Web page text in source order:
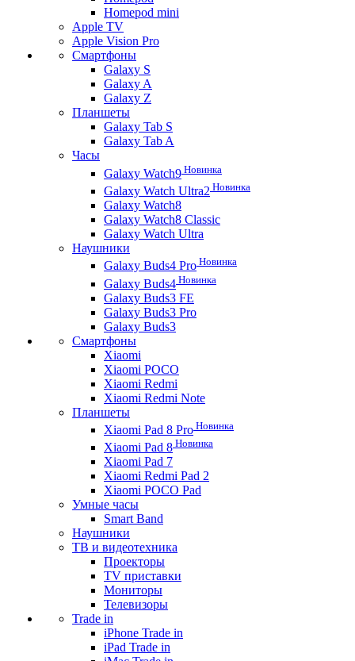
Homepod mini
Apple TV
Apple Vision Pro
Смартфоны
Galaxy S
Galaxy A
Galaxy Z
Планшеты
Galaxy Tab S
Galaxy Tab A
Часы
Galaxy Watch9 Новинка
Galaxy Watch Ultra2 Новинка
Galaxy Watch8
Galaxy Watch8 Classic
Galaxy Watch Ultra
Наушники
Galaxy Buds4 Pro Новинка
Galaxy Buds4 Новинка
Galaxy Buds3 FE
Galaxy Buds3 Pro
Galaxy Buds3
Смартфоны
Xiaomi
Xiaomi POCO
Xiaomi Redmi
Xiaomi Redmi Note
Планшеты
Xiaomi Pad 8 Pro Новинка
Xiaomi Pad 8 Новинка
Xiaomi Pad 7
Xiaomi Redmi Pad 2
Xiaomi POCO Pad
Умные часы
Smart Band
Наушники
ТВ и видеотехника
Проекторы
TV приставки
Мониторы
Телевизоры
Trade in
iPhone Trade in
iPad Trade in